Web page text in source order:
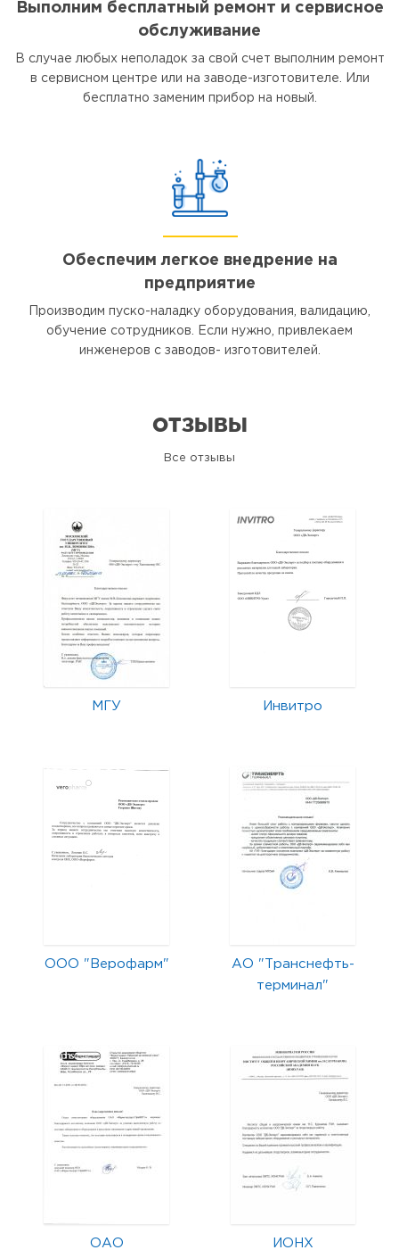
Выполним бесплатный ремонт и сервисное
обслуживание
В случае любых неполадок за свой счет выполним ремонт
в сервисном центре или на заводе-изготовителе. Или
бесплатно заменим прибор на новый.
Обеспечим легкое внедрение на
предприятие
Производим пуско-наладку оборудования, валидацию,
обучение сотрудников. Если нужно, привлекаем
инженеров с заводов- изготовителей.
ОТЗЫВЫ
Все отзывы
МГУ Инвитро
ООО "Верофарм"
АО "Транснефть-
терминал"
ОАО
ИОНХ